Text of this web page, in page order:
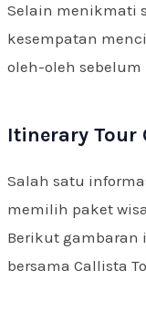
Selain menikmati
kesempatan
oleh-oleh
Itinerary Tour
Salah satu
memilih paket
Berikut gambaran
bersama Callista